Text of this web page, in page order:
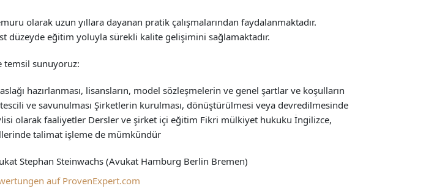
olarak uzun yıllara dayanan pratik çalışmalarından faydalanmaktadır.
düzeyde eğitim yoluyla sürekli kalite gelişimini sağlamaktadır.
temsil sunuyoruz:
hazırlanması, lisansların, model sözleşmelerin ve genel şartlar ve koşulların
ve savunulması Şirketlerin kurulması, dönüştürülmesi veya devredilmesinde
olarak faaliyetler Dersler ve şirket içi eğitim Fikri mülkiyet hukuku İngilizce,
talimat işleme de mümkündür
Stephan Steinwachs (Avukat Hamburg Berlin Bremen)
auf ProvenExpert.com